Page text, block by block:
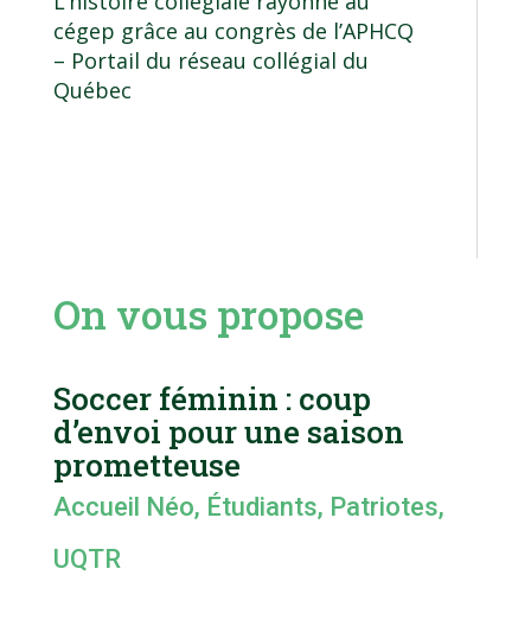
cégep grâce au congrès de l’APHCQ
– Portail du réseau collégial du
Québec
On vous propose
Soccer féminin : coup
d’envoi pour une saison
prometteuse
Accueil Néo, Étudiants, Patriotes,
UQTR